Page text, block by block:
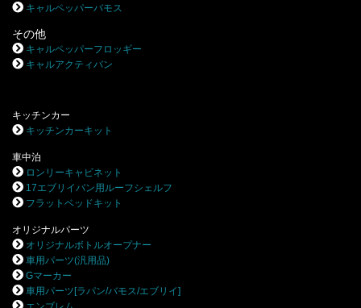
キャルペッパーバモス
その他
キャルペッパーフロッギー
キャルアクティバン
キッチンカー
キッチンカーキット
車中泊
ロンリーキャビネット
17エブリイバン用ルーフシェルフ
フラットベッドキット
オリジナルパーツ
オリジナルボトルオープナー
車用パーツ(汎用品)
Gマーカー
車用パーツ[ラパン/バモス/エブリイ]